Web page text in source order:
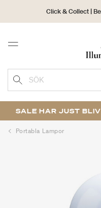
Click & Collect |
30
Menu
SÖK
SALE HAR JUST
Portabla Lampor